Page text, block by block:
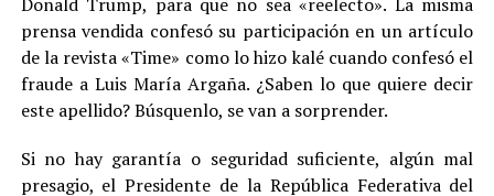
prensa vendida confesó su participación en un artículo
de la revista «Time» como lo hizo kalé cuando confesó el
fraude a Luis María Argaña. ¿Saben lo que quiere decir
este apellido? Búsquenlo, se van a sorprender.
Si no hay garantía o seguridad suficiente, algún mal
presagio, el Presidente de la República Federativa del